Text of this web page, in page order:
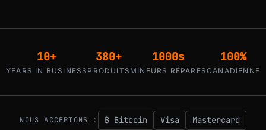
10+
YEARS IN BUSINESS
380+
PRODUITS
1000s
MINEURS RÉPARÉS
100%
CANADIENNE
NOUS ACCEPTONS : ₿ Bitcoin Visa Mastercard